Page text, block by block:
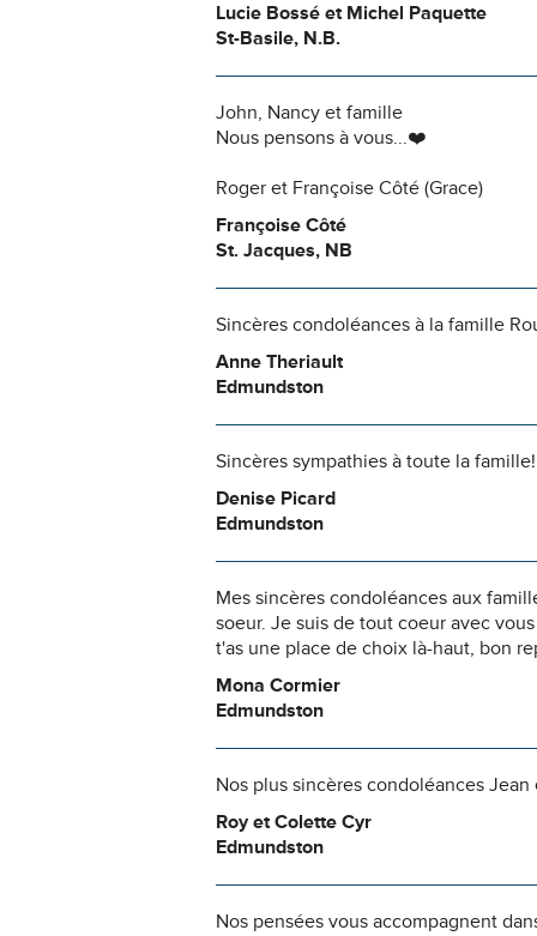
Lucie Bossé et Michel Paquette
St-Basile, N.B.
John, Nancy et famille
Nous pensons à vous...❤️
Roger et Françoise Côté (Grace)
Françoise Côté
St. Jacques, NB
Sincères condoléances à la famille
Anne Theriault
Edmundston
Sincères sympathies à toute la
Denise Picard
Edmundston
Mes sincères condoléances aux
soeur. Je suis de tout coeur avec
t'as une place de choix là-haut, bon
Mona Cormier
Edmundston
Nos plus sincères condoléances
Roy et Colette Cyr
Edmundston
Nos pensées vous accompagnent